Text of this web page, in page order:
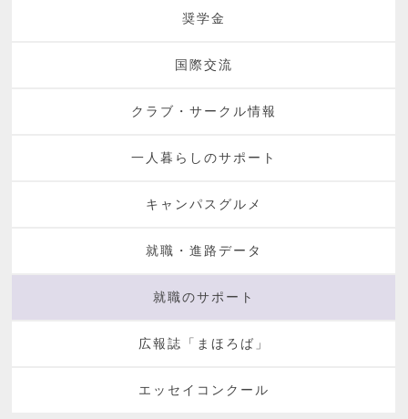
奨学金
国際交流
クラブ・サークル情報
一人暮らしのサポート
キャンパスグルメ
就職・進路データ
就職のサポート
広報誌「まほろば」
エッセイコンクール